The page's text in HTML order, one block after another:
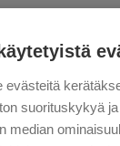
saatu
evästeitä
suorituskykyä
median